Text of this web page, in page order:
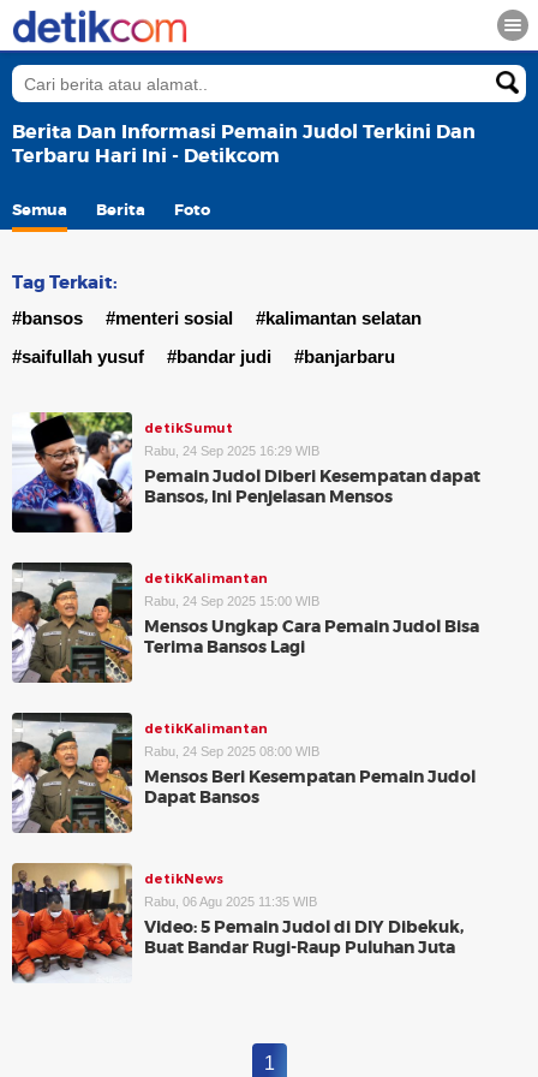
Berita Dan Informasi Pemain Judol Terkini Dan
Terbaru Hari Ini - Detikcom
Semua Berita Foto
Tag Terkait:
#bansos #menteri sosial
#kalimantan selatan
#saifullah yusuf
#bandar judi #banjarbaru
detikSumut
Rabu, 24 Sep 2025 16:29 WIB
Pemain Judol Diberi Kesempatan dapat
Bansos, Ini Penjelasan Mensos
detikKalimantan
Rabu, 24 Sep 2025 15:00 WIB
Mensos Ungkap Cara Pemain Judol Bisa
Terima Bansos Lagi
detikKalimantan
Rabu, 24 Sep 2025 08:00 WIB
Mensos Beri Kesempatan Pemain Judol
Dapat Bansos
detikNews
Rabu, 06 Agu 2025 11:35 WIB
Video: 5 Pemain Judol di DIY Dibekuk,
Buat Bandar Rugi-Raup Puluhan Juta
1